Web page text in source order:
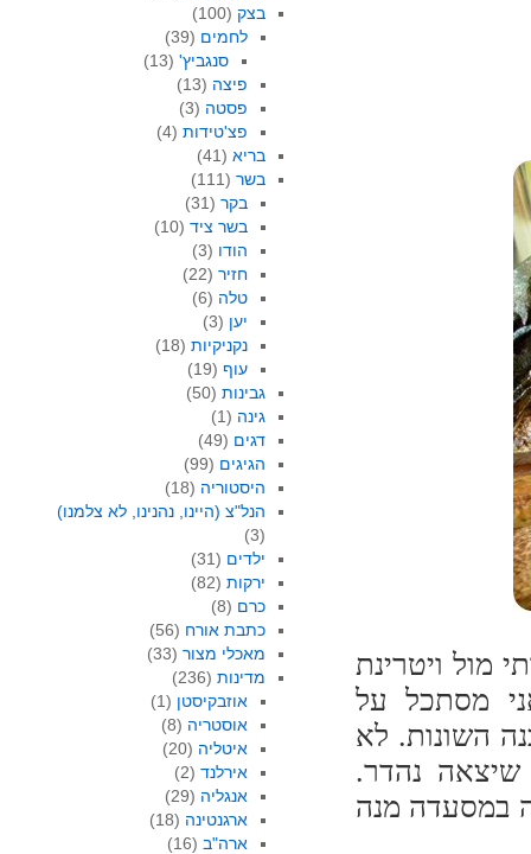
מול ויטרינת
מסתכל על
השונות. לא
נהדר.
תעלה במסעדה מנה
בצק(100)
לחמים (39)
סנגביץ'(13)
פיצה (13)
פסטה (3)
פצ'טידות (4)
בריא(41)
בשר(111)
בקר (31)
בשר ציד (10)
הודו (3)
חזיר (22)
טלה (6)
יען (3)
נקניקיות (18)
עוף (19)
גבינות(50)
גינה (1)
דגים (49)
הגיגים (99)
היסטוריה (18)
הנל"צ (היינו, נהנינו, לא צלמנו)
(3)
ילדים (31)
ירקות(82)
כרם (8)
כתבת אורח (56)
מאכלי מצור(33)
מדינות(236)
אוזבקיסטן (1)
אוסטריה (8)
איטליה (20)
אירלנד (2)
אנגליה (29)
ארגנטינה (18)
ארה"ב (16)